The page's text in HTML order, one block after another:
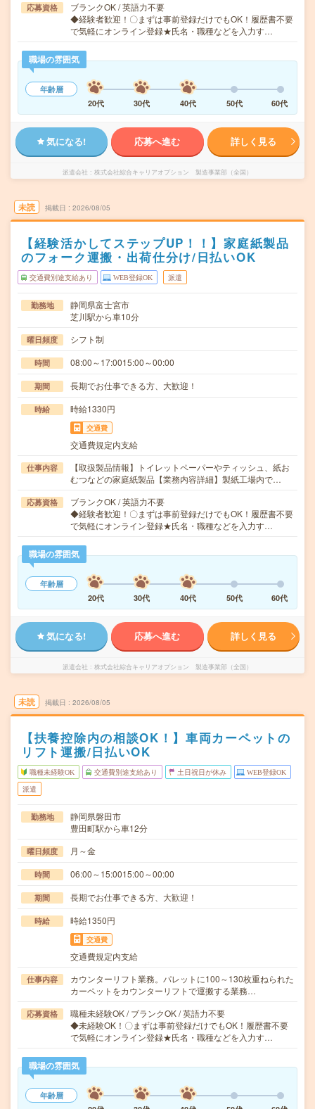
応募資格
ブランクOK / 英語力不要
◆経験者歓迎！〇まずは事前登録だけでもOK！履歴書不要
で気軽にオンライン登録★氏名・職種などを入力す…
職場の雰囲気
年齢層
20代
30代 40代 50代 60代
気になる! 応募へ進む 詳しく見る
派遣会社 株式会社綜合キャリアオプション 製造事業部（全国）
未読 掲載日 2026/08/05
【経験活かしてステップUP！！】家庭紙製品
のフォーク運搬・出荷仕分け/日払いOK
交通費別途支給あり WEB登録OK 派遣
勤務地
静岡県富士宮市
芝川駅から車10分
曜日頻度 シフト制
時間 08:00～17:0015:00～00:00
期間 長期でお仕事できる方、大歓迎！
時給 時給1330円
交通費
交通費規定内支給
仕事内容
【取扱製品情報】トイレットペーパーやティッシュ、紙お
むつなどの家庭紙製品【業務内容詳細】製紙工場内で…
応募資格
ブランクOK / 英語力不要
◆経験者歓迎！〇まずは事前登録だけでもOK！履歴書不要
で気軽にオンライン登録★氏名・職種などを入力す…
職場の雰囲気
年齢層
20代
30代 40代 50代 60代
気になる! 応募へ進む 詳しく見る
派遣会社 株式会社綜合キャリアオプション 製造事業部（全国）
未読 掲載日 2026/08/05
【扶養控除内の相談OK！】車両カーペットの
リフト運搬/日払いOK
職種未経験OK 交通費別途支給あり 土日祝日が休み WEB登録OK
派遣
勤務地
静岡県磐田市
豊田町駅から車12分
曜日頻度 月～金
時間 06:00～15:0015:00～00:00
期間 長期でお仕事できる方、大歓迎！
時給 時給1350円
交通費
交通費規定内支給
仕事内容
カウンターリフト業務。パレットに100～130枚重ねられた
カーペットをカウンターリフトで運搬する業務…
応募資格
職種未経験OK / ブランクOK / 英語力不要
◆未経験OK！〇まずは事前登録だけでもOK！履歴書不要
で気軽にオンライン登録★氏名・職種などを入力す…
職場の雰囲気
年齢層